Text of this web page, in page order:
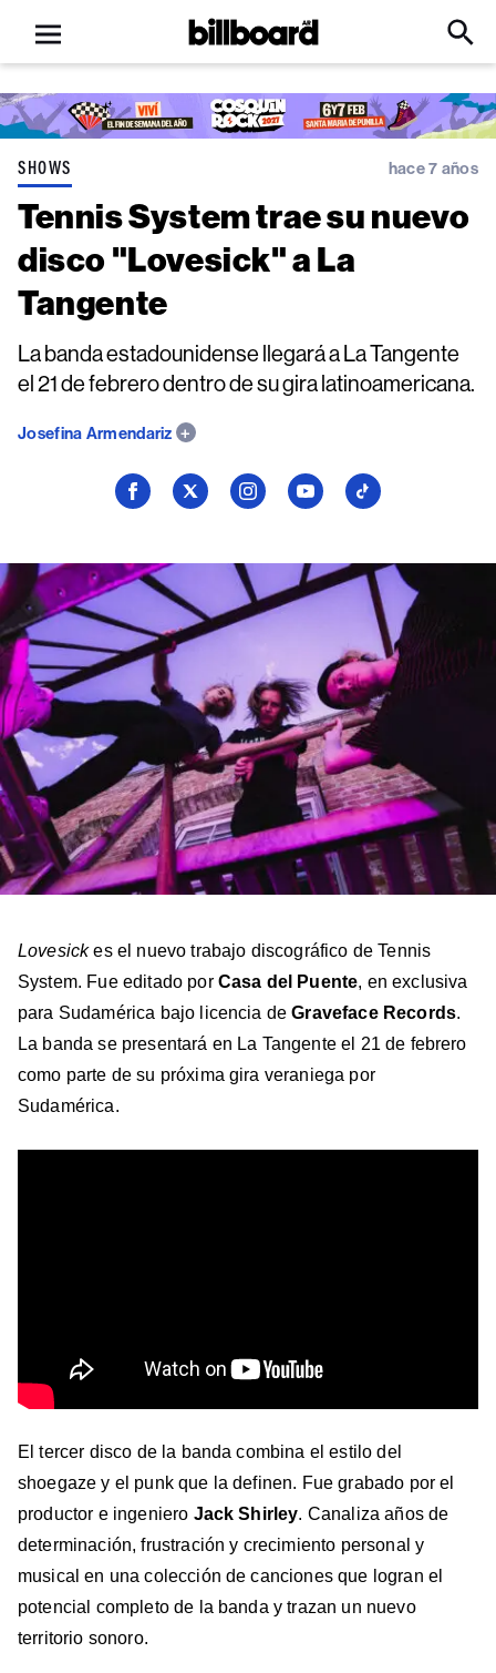
Open
menu
Billboard
Click
Input
SHOWS hace 7 años
Tennis System trae su nuevo
disco "Lovesick" a La
Tangente
La banda estadounidense llegará a La Tangente
el 21 de febrero dentro de su gira latinoamericana.
Josefina Armendariz
Seguí
en
Facebook
Seguí
en
Seguí
en
Instagram
Seguí
en
YouTube
Seguí
en
TikTok
Lovesickes el nuevo trabajo discográfico de Tennis
System. Fue editado por Casa del Puente, en exclusiva
para Sudamérica bajo licencia deGraveface Records.
La banda se presentará en La Tangente el 21 de febrero
como parte de su próxima gira veraniega por
Sudamérica.
El tercer disco de la banda combina el estilo del
shoegaze y el punk que la definen. Fue grabado por el
productor e ingeniero Jack Shirley. Canaliza años de
determinación, frustración y crecimiento personal y
musical en una colección de canciones que logran el
potencial completo de la banda y trazan un nuevo
territorio sonoro.